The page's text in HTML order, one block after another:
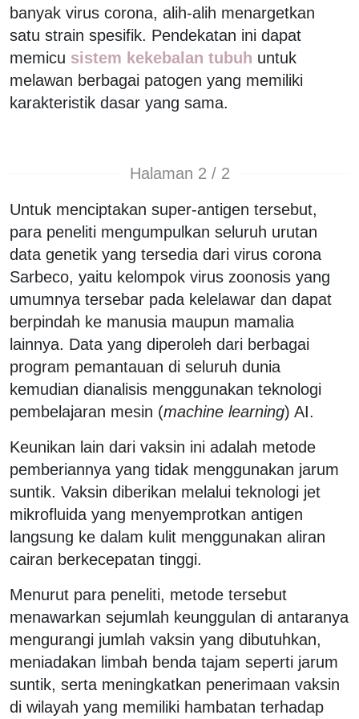
banyak virus corona, alih-alih menargetkan
satu strain spesifik. Pendekatan ini dapat
memicu sistem kekebalan tubuh untuk
melawan berbagai patogen yang memiliki
karakteristik dasar yang sama.
Halaman 2 / 2
Untuk menciptakan super-antigen tersebut,
para peneliti mengumpulkan seluruh urutan
data genetik yang tersedia dari virus corona
Sarbeco, yaitu kelompok virus zoonosis yang
umumnya tersebar pada kelelawar dan dapat
berpindah ke manusia maupun mamalia
lainnya. Data yang diperoleh dari berbagai
program pemantauan di seluruh dunia
kemudian dianalisis menggunakan teknologi
pembelajaran mesin (machine learning) AI.
Keunikan lain dari vaksin ini adalah metode
pemberiannya yang tidak menggunakan jarum
suntik. Vaksin diberikan melalui teknologi jet
mikrofluida yang menyemprotkan antigen
langsung ke dalam kulit menggunakan aliran
cairan berkecepatan tinggi.
Menurut para peneliti, metode tersebut
menawarkan sejumlah keunggulan di antaranya
mengurangi jumlah vaksin yang dibutuhkan,
meniadakan limbah benda tajam seperti jarum
suntik, serta meningkatkan penerimaan vaksin
di wilayah yang memiliki hambatan terhadap